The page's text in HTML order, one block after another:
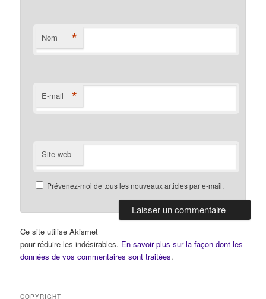
Nom *
E-mail *
Site web
Prévenez-moi de tous les nouveaux articles par e-mail.
Ce site utilise Akismet
pour réduire les indésirables. En savoir plus sur la façon dont les
données de vos commentaires sont traitées.
COPYRIGHT